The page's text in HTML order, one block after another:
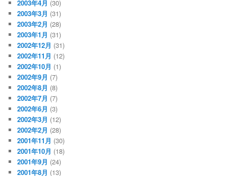
2003年4月 (30)
2003年3月 (31)
2003年2月 (28)
2003年1月 (31)
2002年12月 (31)
2002年11月 (12)
2002年10月 (1)
2002年9月 (7)
2002年8月 (8)
2002年7月 (7)
2002年6月 (3)
2002年3月 (12)
2002年2月 (28)
2001年11月 (30)
2001年10月 (18)
2001年9月 (24)
2001年8月 (13)